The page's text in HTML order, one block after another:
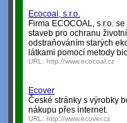
Ecocoal, s.r.o.
Firma ECOCOAL, s.r.o.
staveb pro ochranu
odstraňováním starých
látkami pomocí metody
URL: http://www.ecocoal.cz
Ecover
České stránky s výrobky
nákupu přes internet.
URL: http://www.ecover.cz